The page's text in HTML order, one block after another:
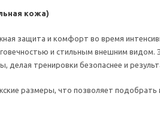
кожа)
защита и комфорт во время
и стильным внешним видом.
делая тренировки безопаснее и
размеры, что позволяет